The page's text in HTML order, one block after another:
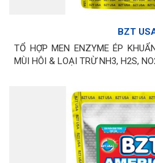
BZT
TỔ HỢP MEN ENZYME ÉP
MÙI HÔI & LOẠI TRỪ NH3, H2S,